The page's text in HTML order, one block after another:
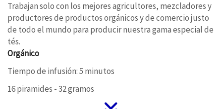
Trabajan solo con los mejores agricultores, mezcladores y
productores de productos orgánicos y de comercio justo
de todo el mundo para producir nuestra gama especial de
tés.
Orgánico
Tiempo de infusión: 5 minutos
16 piramides - 32 gramos